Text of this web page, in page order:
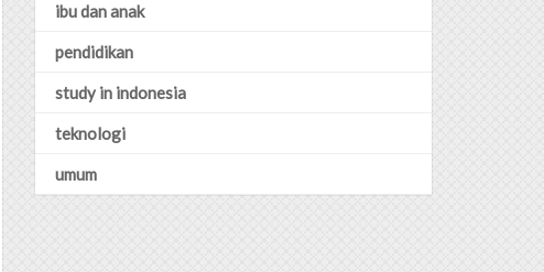
ibu dan anak
pendidikan
study in indonesia
teknologi
umum